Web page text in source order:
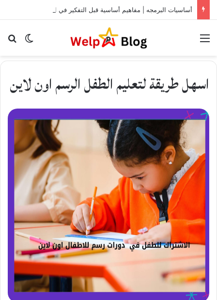
أساسيات البرمجه | مفاهيم أساسية قبل التفكير في العمل كمبرمج
الوضع Menu
اسهل طريقة لتعليم الطفل الرسم اون لاين